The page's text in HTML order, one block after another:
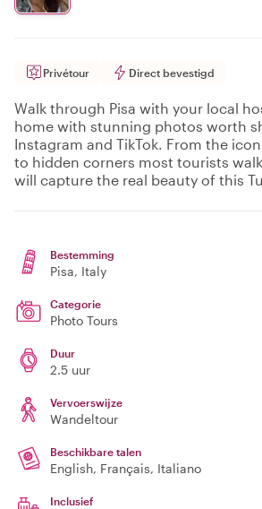
Privétour Direct bevestigd
Walk through Pisa with your local
home with stunning photos worth
Instagram and TikTok. From the
to hidden corners most tourists
will capture the real beauty of this
Bestemming
Pisa, Italy
Categorie
Photo Tours
Duur
2.5 uur
Vervoerswijze
Wandeltour
Beschikbare talen
English, Français, Italiano
Inclusief